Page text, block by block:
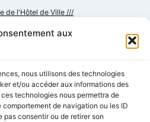
aux
nous utilisons des technologies
et/ou accéder aux informations des
technologies nous permettra de
de navigation ou les ID
pas consentir ou de retirer son
de l'Hôtel de Ville ///
Cardinal Luçon ///
///
Chanzy /// Rue Colbert ///
Rue de Mars /// Rue de Talleyrand ///
/// Succursalisme /// Tramway ///